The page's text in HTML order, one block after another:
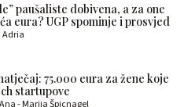
paušaliste dobivena, a za one
eura? UGP spominje i prosvjed
Adria
75.000 eura za žene koje
startupove
- Marija Špicnagel